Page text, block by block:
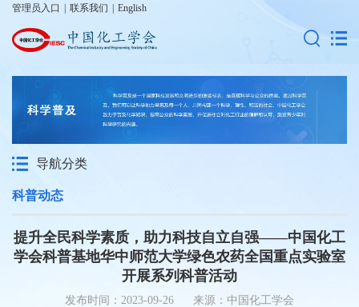
管理员入口 联系我们 English
导航分类
科普动态
提升全民科学素质，助力科技自立自强——中国化工
学会科普基地华中师范大学绿色农药全国重点实验室
开展系列科普活动
发布时间：2023-09-26 来源：中国化工学会